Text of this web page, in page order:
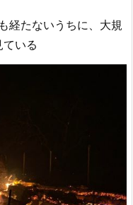
経たないうちに、大規
いる